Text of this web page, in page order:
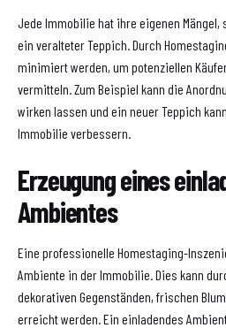
Jede Immobilie hat ihre eigenen
ein veralteter Teppich. Durch
minimiert werden, um potenziellen
vermitteln. Zum Beispiel kann die
wirken lassen und ein neuer Teppich
Immobilie verbessern.
Erzeugung eines
Ambientes
Eine professionelle Homestaging-
Ambiente in der Immobilie. Dies kann
dekorativen Gegenständen, frischen
erreicht werden. Ein einladendes